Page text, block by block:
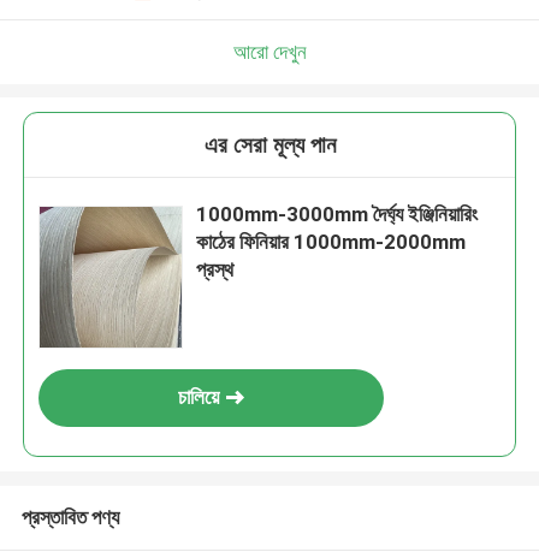
আরো দেখুন
এর সেরা মূল্য পান
1000mm-3000mm দৈর্ঘ্য ইঞ্জিনিয়ারিং
কাঠের ফিনিয়ার 1000mm-2000mm
প্রস্থ
চালিয়ে
প্রস্তাবিত পণ্য